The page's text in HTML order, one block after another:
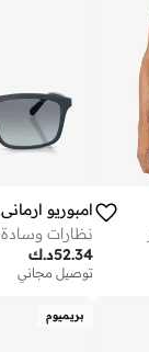
امبوريو ارماني
نظارات وسادة
د.ك52.34
توصيل مجاني
بريميوم